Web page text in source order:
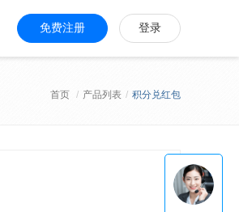
免费注册 登录
首页 / 产品列表 / 积分兑红包